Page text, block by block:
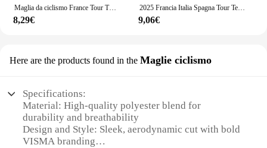
Maglia da ciclismo France Tour TDF Team 2025 Set manica lunga da uomo Abbigliamento primaverile Tuta da bici Camicie da strada Calzamaglia da biciclettaBib MTB Uniforme
8,29€
2025 Francia Italia Spagna Tour Team Maglia da ciclismo Set Julian Alaphilippe Autunno Inverno Abbigliamento da ciclismo Uomo Giacca da bici da strada Tuta da bicicletta Bib Collant
9,06€
Here are the products found in the Maglie ciclismo
Specifications:
Material: High-quality polyester blend for
durability and breathability
Design and Style: Sleek, aerodynamic cut with bold
VISMA branding